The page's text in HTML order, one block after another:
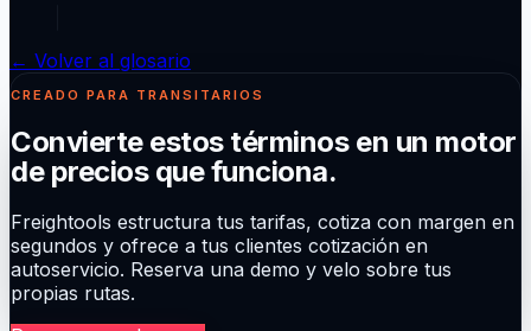
← Volver al glosario
CREADO PARA TRANSITARIOS
Convierte estos términos en un motor
de precios que funciona.
Freightools estructura tus tarifas, cotiza con margen en
segundos y ofrece a tus clientes cotización en
autoservicio. Reserva una demo y velo sobre tus
propias rutas.